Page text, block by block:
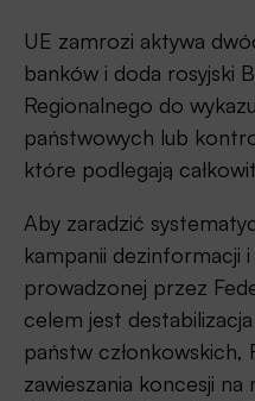
UE zamrozi aktywa
banków i doda rosyjski
Regionalnego do
państwowych lub
które podlegają
Aby zaradzić
kampanii dezinformacji
prowadzonej przez
celem jest
państw członkowskich,
zawieszania koncesji